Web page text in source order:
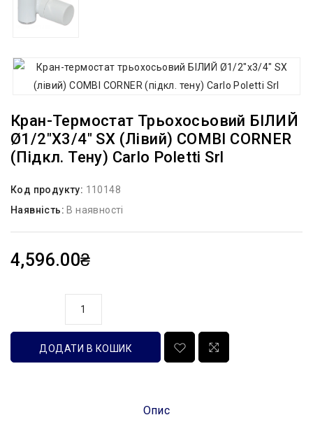
Кран-Термостат Трьохосьовий БІЛИЙ
Ø1/2″x3/4″ SX (лівий) COMBI CORNER
(підкл. Тену) Carlo Poletti Srl
Код продукту: 110148
Наявність: В наявності
4,596.00₴
ДОДАТИ В КОШИК
Опис